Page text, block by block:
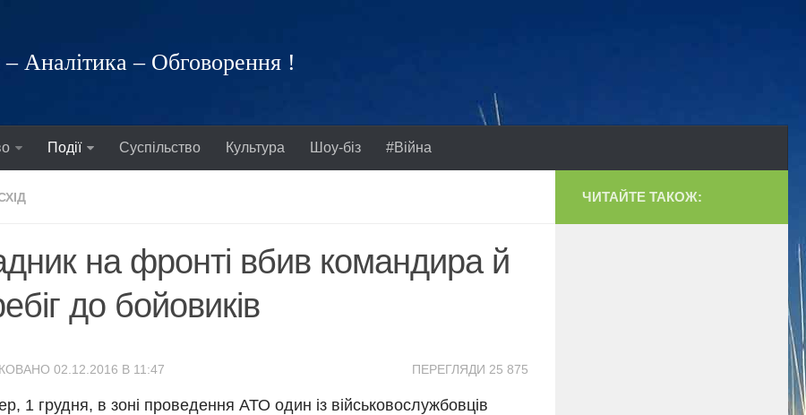
Аналітика – Обговорення !
Події Суспільство Культура Шоу-біз #Війна
на фронті вбив командира й
до бойовиків
ПЕРЕГЛЯДИ 25 875
02.12.2016 В 11:47
1 грудня, в зоні проведення АТО один із військовослужбовців
ЧИТАЙТЕ ТАКОЖ: